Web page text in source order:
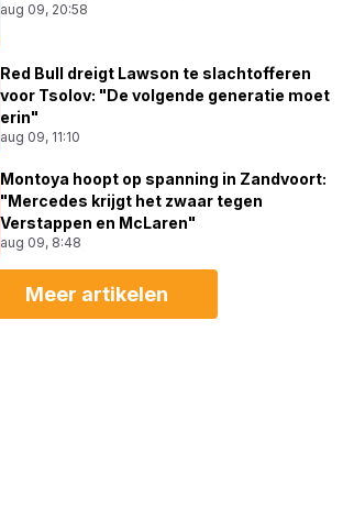
aug 09, 20:58
Red Bull dreigt Lawson te slachtofferen
voor Tsolov: "De volgende generatie moet
erin"
aug 09, 11:10
Montoya hoopt op spanning in Zandvoort:
"Mercedes krijgt het zwaar tegen
Verstappen en McLaren"
aug 09, 8:48
Meer artikelen